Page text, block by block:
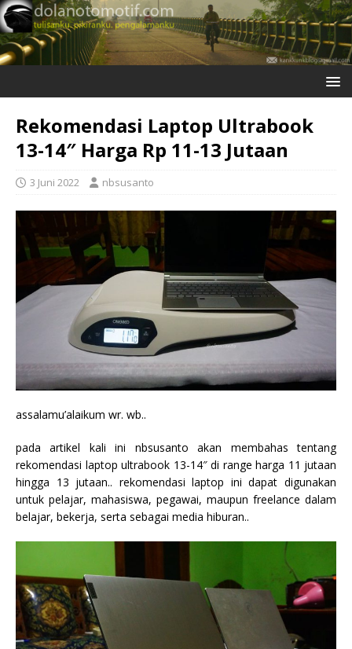
Rekomendasi Laptop Ultrabook
13-14″ Harga Rp 11-13 Jutaan
3 Juni 2022 nbsusanto
assalamu’alaikum wr. wb..
pada artikel kali ini nbsusanto akan membahas tentang
rekomendasi laptop ultrabook 13-14″ di range harga 11 jutaan
hingga 13 jutaan.. rekomendasi laptop ini dapat digunakan
untuk pelajar, mahasiswa, pegawai, maupun freelance dalam
belajar, bekerja, serta sebagai media hiburan..